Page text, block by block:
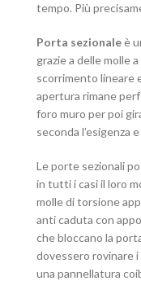
tempo. Più
Porta sezionaleè
grazie a delle molle
scorrimento lineare
apertura rimane
foro muro per poi
seconda l’esigenza
Le porte sezionali
in tutti i casi il loro
molle di torsione
anti caduta con
che bloccano la
dovessero rovinare
una pannellatura